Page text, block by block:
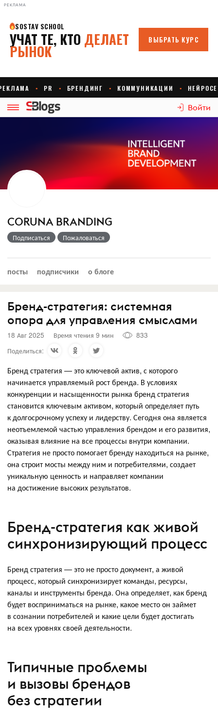
РЕКЛАМА
Войти
CORUNA BRANDING
Подписаться Пожаловаться
посты подписчики о блоге
Бренд-стратегия: системная
опора для управления смыслами
18 Авг 2025 Время чтения 9 мин
833
Поделиться:
Бренд стратегия — это ключевой актив, с которого
начинается управляемый рост бренда. В условиях
конкуренции и насыщенности рынка бренд стратегия
становится ключевым активом, который определяет путь
к долгосрочному успеху и лидерству. Сегодня она является
неотъемлемой частью управления брендом и его развития,
оказывая влияние на все процессы внутри компании.
Стратегия не просто помогает бренду находиться на рынке,
она строит мосты между ним и потребителями, создает
уникальную ценность и направляет компании
на достижение высоких результатов.
Бренд-стратегия как живой
синхронизирующий процесс
Бренд стратегия — это не просто документ, а живой
процесс, который синхронизирует команды, ресурсы,
каналы и инструменты бренда. Она определяет, как бренд
будет восприниматься на рынке, какое место он займет
в сознании потребителей и какие цели будет достигать
на всех уровнях своей деятельности.
Типичные проблемы
и вызовы брендов
без стратегии